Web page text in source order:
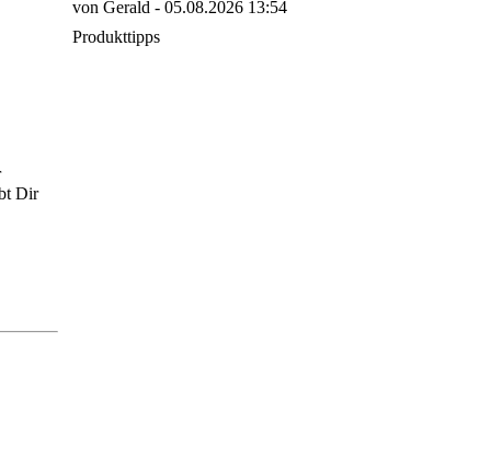
Dir
von Gerald - 05.08.2026 13:54
Produkttipps